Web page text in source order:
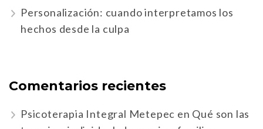
Personalización: cuando interpretamos los
hechos desde la culpa
Comentarios recientes
Psicoterapia Integral Metepec en Qué son las